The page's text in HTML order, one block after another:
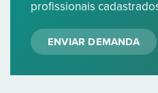
profissionais
ENVIAR DEMANDA